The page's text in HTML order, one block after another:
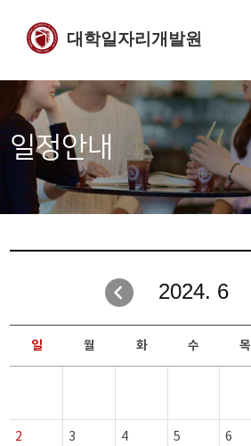
대학일자리개발원
일정안내
2024. 6
일 월 화 수 목
2 3 4 5 6